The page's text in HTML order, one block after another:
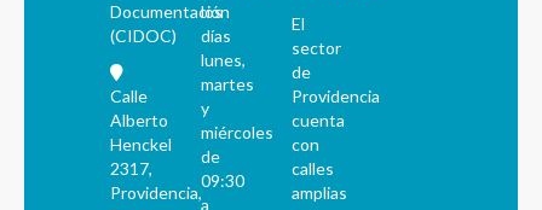
Documentación
(CIDOC)
Calle
Alberto
Henckel
2317,
Providencia,
los
días
lunes,
martes
y
miércoles
de
09:30
a
El
sector
de
Providencia
cuenta
con
calles
amplias